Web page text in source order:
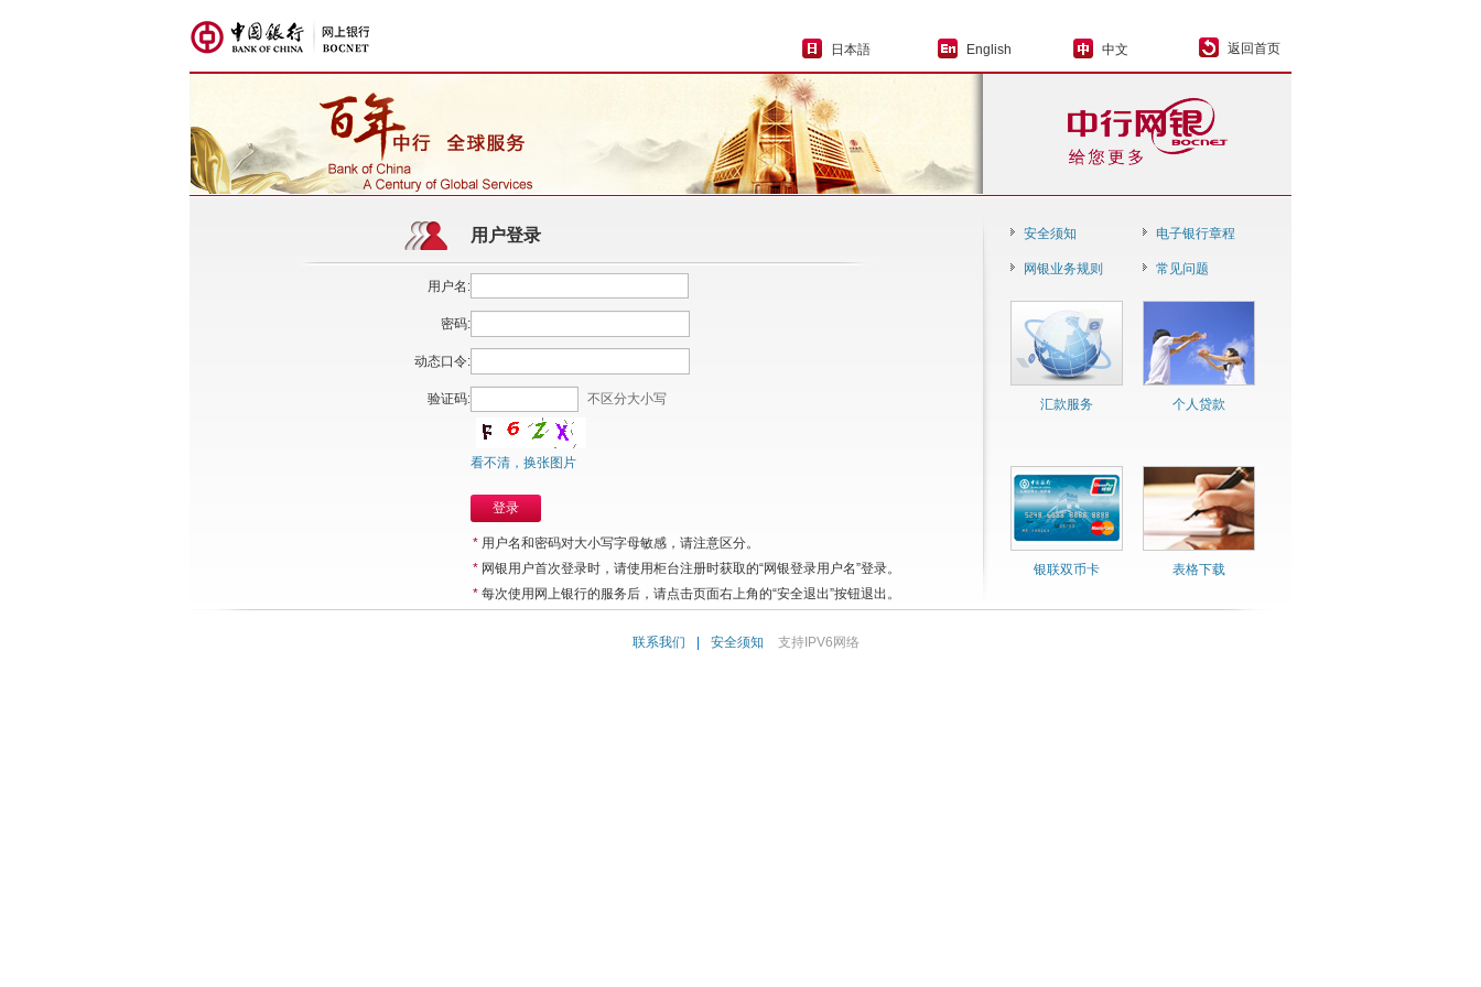
返回首页
中文
English
日本語
用户登录
用户名 :
密码:
动态口令:
验证码: 不区分大小写
看不清，换张图片
登录
* 用户名和密码对大小写字母敏感，请注意区分。
* 网银用户首次登录时，请使用柜台注册时获取的“网银登录用户名”登录。
* 每次使用网上银行的服务后，请点击页面右上角的“安全退出”按钮退出。
安全须知 电子银行章程
网银业务规则 常见问题
汇款服务 个人贷款
银联双币卡 表格下载
联系我们 安全须知 支持IPV6网络